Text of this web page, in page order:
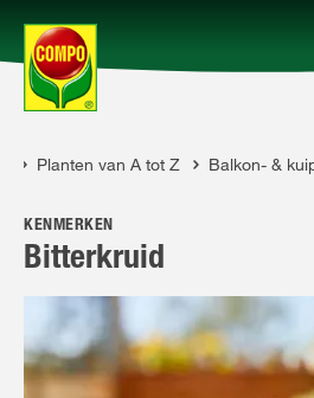
Producten
Advies
Thema's
Planten van A tot Z Balkon- &
KENMERKEN
Bitterkruid